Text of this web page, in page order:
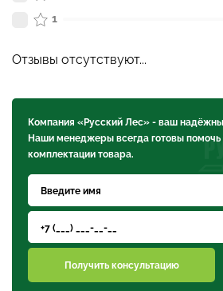
1
Отзывы отсутствуют...
Компания «Русский Лес» - ваш
Наши менеджеры всегда готовы
комплектации товара.
Получить консультацию